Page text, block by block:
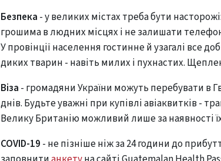
Безпека - у великих містах треба бути
грошима в людних місцях і не залишати
У провінції населення гостинне й узагалі все
диких тварин - навіть милих і пухнастих.
Віза - громадяни України можуть перебувати в
днів. Будьте уважні при купівлі авіаквитків -
Велику Британію можливий лише за наявності
COVID-19 - не пізніше ніж за 24 години до